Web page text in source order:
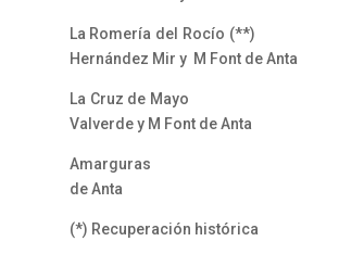
La Romería del
Hernández Mir y M Font de Anta
La Cruz de
Valverde y M Font de Anta
Amarguras M
de Anta
(*) Recuperación histórica